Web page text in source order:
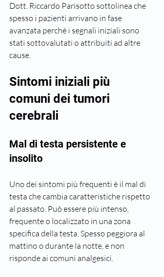
Dott. Riccardo Parisotto sottolinea che
spesso i pazienti arrivano in fase
avanzata perché i segnali iniziali sono
stati sottovalutati o attribuiti ad altre
cause.
Sintomi iniziali più
comuni dei tumori
cerebrali
Mal di testa persistente e
insolito
Uno dei sintomi più frequenti è il mal di
testa che cambia caratteristiche rispetto
al passato. Può essere più intenso,
frequente o localizzato in una zona
specifica della testa. Spesso peggiora al
mattino o durante la notte, e non
risponde ai comuni analgesici.